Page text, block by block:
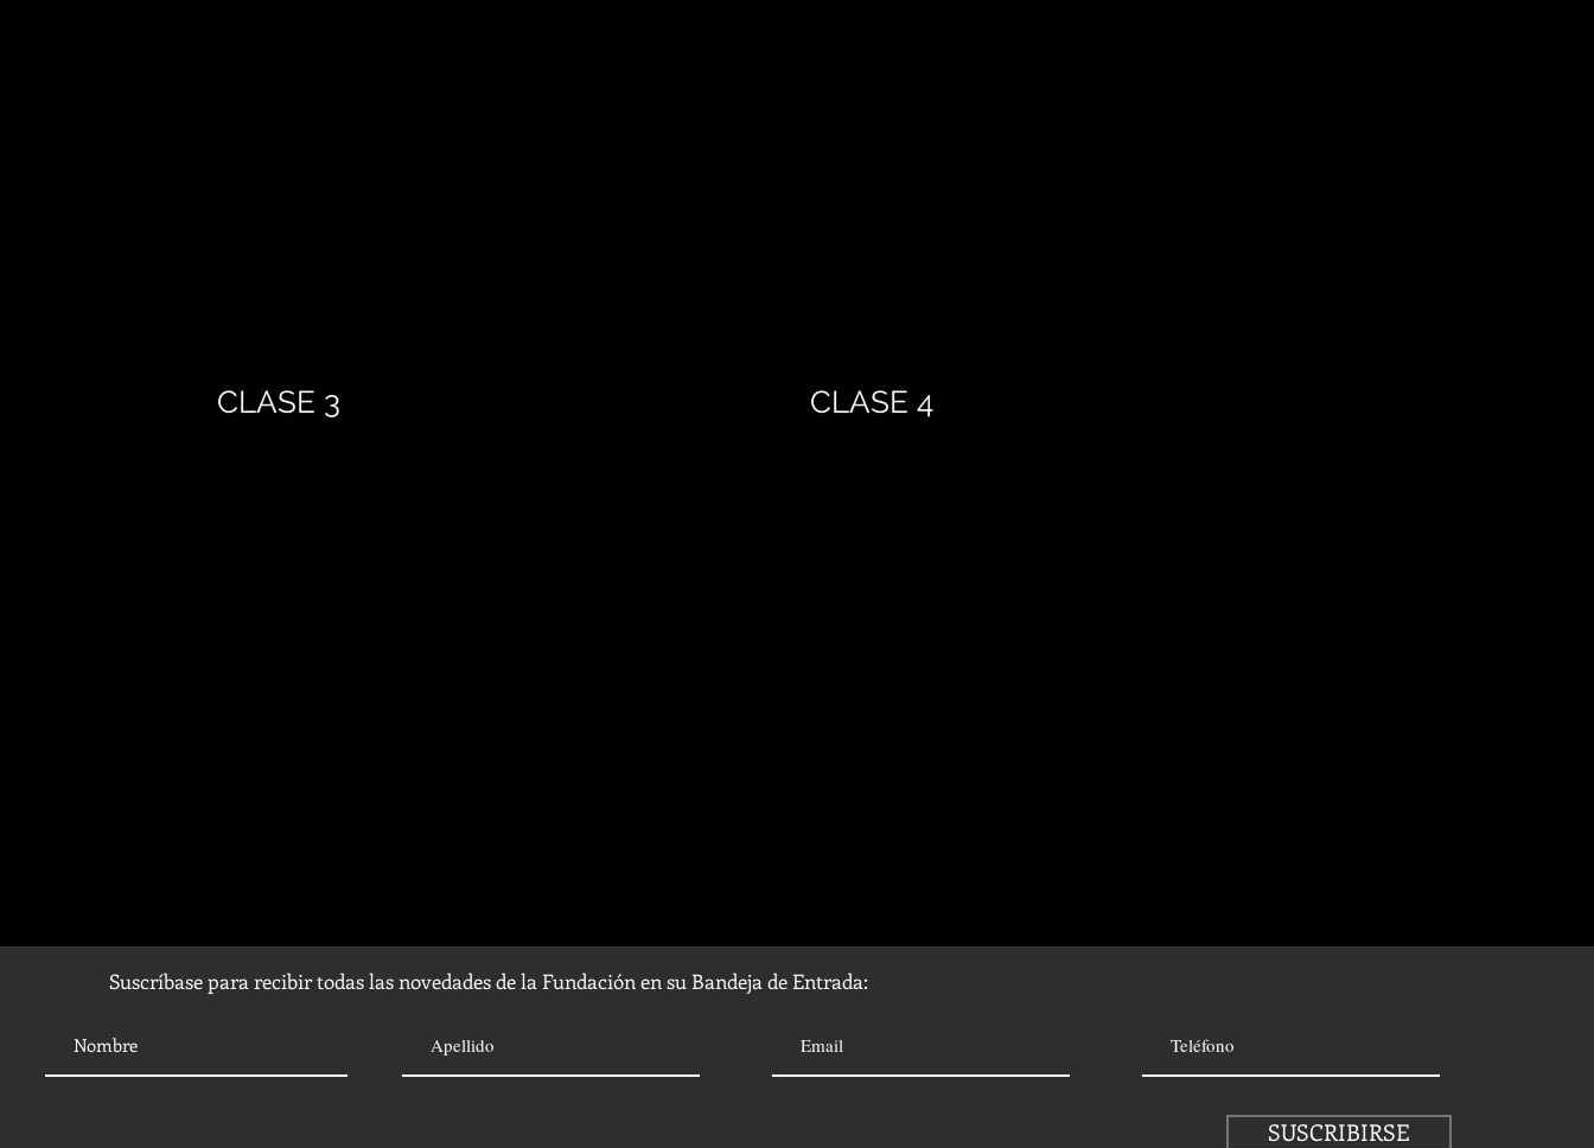
CLASE 3 CLASE 4
Suscríbase para recibir todas las novedades de la Fundación en su Bandeja de Entrada:
SUSCRIBIRSE